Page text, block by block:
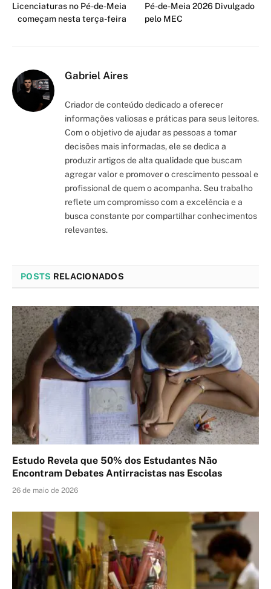
Licenciaturas no Pé-de-Meia
começam nesta terça-feira
Pé-de-Meia 2026 Divulgado
pelo MEC
Gabriel Aires
Criador de conteúdo dedicado a oferecer
informações valiosas e práticas para seus leitores.
Com o objetivo de ajudar as pessoas a tomar
decisões mais informadas, ele se dedica a
produzir artigos de alta qualidade que buscam
agregar valor e promover o crescimento pessoal e
profissional de quem o acompanha. Seu trabalho
reflete um compromisso com a excelência e a
busca constante por compartilhar conhecimentos
relevantes.
POSTS RELACIONADOS
Estudo Revela que 50% dos Estudantes Não
Encontram Debates Antirracistas nas Escolas
26 de maio de 2026